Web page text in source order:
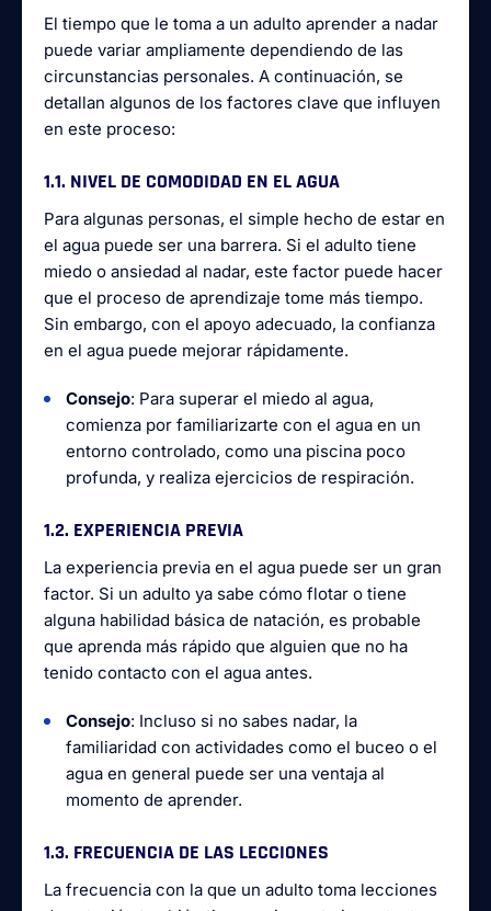
El tiempo que le toma a un adulto aprender a nadar
puede variar ampliamente dependiendo de las
circunstancias personales. A continuación, se
detallan algunos de los factores clave que influyen
en este proceso:
1.1. NIVEL DE COMODIDAD EN EL AGUA
Para algunas personas, el simple hecho de estar en
el agua puede ser una barrera. Si el adulto tiene
miedo o ansiedad al nadar, este factor puede hacer
que el proceso de aprendizaje tome más tiempo.
Sin embargo, con el apoyo adecuado, la confianza
en el agua puede mejorar rápidamente.
Consejo: Para superar el miedo al agua,
comienza por familiarizarte con el agua en un
entorno controlado, como una piscina poco
profunda, y realiza ejercicios de respiración.
1.2. EXPERIENCIA PREVIA
La experiencia previa en el agua puede ser un gran
factor. Si un adulto ya sabe cómo flotar o tiene
alguna habilidad básica de natación, es probable
que aprenda más rápido que alguien que no ha
tenido contacto con el agua antes.
Consejo: Incluso si no sabes nadar, la
familiaridad con actividades como el buceo o el
agua en general puede ser una ventaja al
momento de aprender.
1.3. FRECUENCIA DE LAS LECCIONES
La frecuencia con la que un adulto toma lecciones